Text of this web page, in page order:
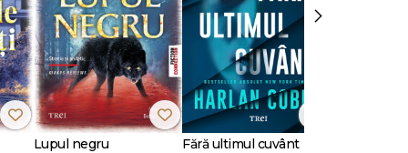
burse
Lupul negru Fără ultimul cuvânt
›